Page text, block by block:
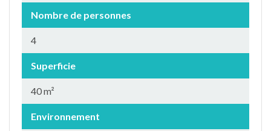
Nombre de personnes
4
Superficie
40 m²
Environnement